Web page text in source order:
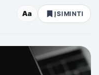
Aa ĮSIMINTI